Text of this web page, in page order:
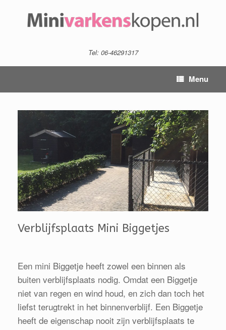
Tel: 06-46291317
Menu
Verblijfsplaats Mini Biggetjes
Een mini Biggetje heeft zowel een binnen als
buiten verblijfsplaats nodig. Omdat een Biggetje
niet van regen en wind houd, en zich dan toch het
liefst terugtrekt in het binnenverblijf. Een Biggetje
heeft de eigenschap nooit zijn verblijfsplaats te